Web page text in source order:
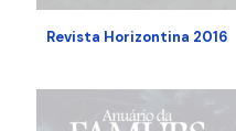
Revista Horizontina 2016